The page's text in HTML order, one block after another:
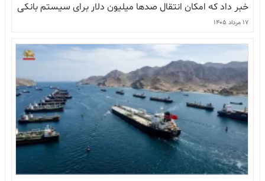
خبر داد که امکان انتقال صدها میلیون دلار برای سیستم بانکی
ولی فقیه رژیم ایران را فراهم می کردند اسکات بسنت، وزیر
خبر داد که به انتقال صدها…
۱۷ مرداد ۱۴۰۵